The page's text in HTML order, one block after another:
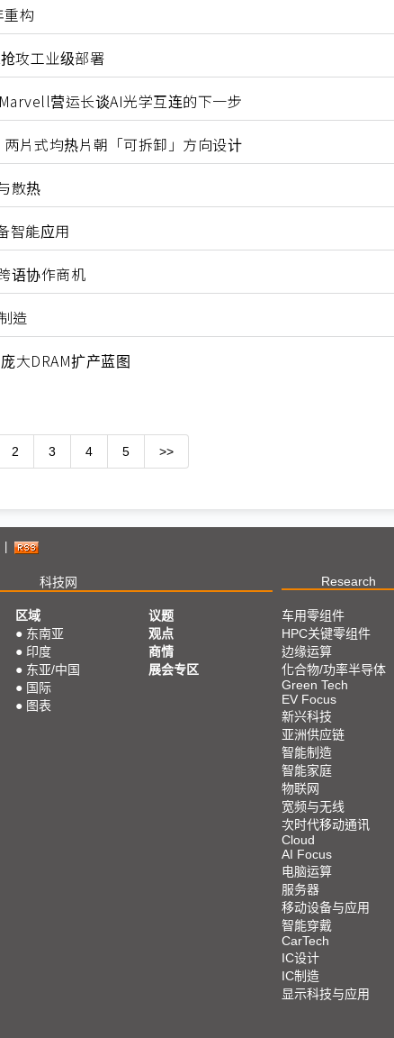
构
攻工业级部署
营运长谈AI光学互连的下一步
片式均热片朝「可拆卸」方向设计
散热
智能应用
语协作商机
造
大DRAM扩产蓝图
2 3 4 5 >>
科技网 Research
区域
● 东南亚
● 印度
● 东亚/中国
● 国际
● 图表
议题
观点
商情
展会专区
车用零组件
HPC关键零组件
边缘运算
化合物/功率半导体
Green Tech
EV Focus
新兴科技
亚洲供应链
智能制造
智能家庭
物联网
宽频与无线
次时代移动通讯
Cloud
AI Focus
电脑运算
服务器
移动设备与应用
智能穿戴
CarTech
IC设计
IC制造
显示科技与应用